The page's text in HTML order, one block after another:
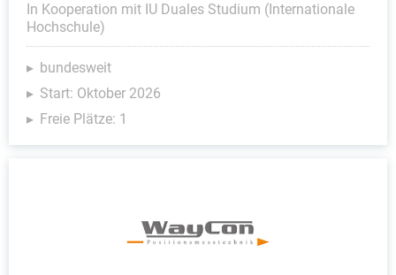
In Kooperation mit IU Duales Studium (Internationale
Hochschule)
bundesweit
Start: Oktober 2026
Freie Plätze: 1